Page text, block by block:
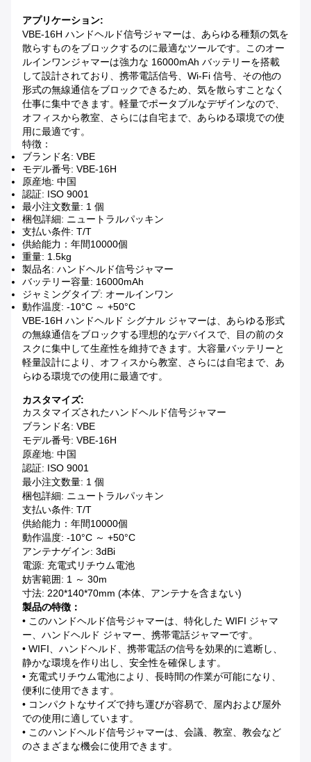
アプリケーション:
VBE-16H ハンドヘルド信号ジャマーは、あらゆる種類の気を
散らすものをブロックするのに最適なツールです。このオー
ルインワンジャマーは強力な 16000mAh バッテリーを搭載
して設計されており、携帯電話信号、Wi-Fi 信号、その他の
形式の無線通信をブロックできるため、気を散らすことなく
仕事に集中できます。軽量でポータブルなデザインなので、
オフィスから教室、さらには自宅まで、あらゆる環境での使
用に最適です。
特徴：
ブランド名: VBE
モデル番号: VBE-16H
原産地: 中国
認証: ISO 9001
最小注文数量: 1 個
梱包詳細: ニュートラルパッキン
支払い条件: T/T
供給能力：年間10000個
重量: 1.5kg
製品名: ハンドヘルド信号ジャマー
バッテリー容量: 16000mAh
ジャミングタイプ: オールインワン
動作温度: -10°C ～ +50°C
VBE-16H ハンドヘルド シグナル ジャマーは、あらゆる形式
の無線通信をブロックする理想的なデバイスで、目の前のタ
スクに集中して生産性を維持できます。大容量バッテリーと
軽量設計により、オフィスから教室、さらには自宅まで、あ
らゆる環境での使用に最適です。
カスタマイズ:
カスタマイズされたハンドヘルド信号ジャマー
ブランド名: VBE
モデル番号: VBE-16H
原産地: 中国
認証: ISO 9001
最小注文数量: 1 個
梱包詳細: ニュートラルパッキン
支払い条件: T/T
供給能力：年間10000個
動作温度: -10°C ～ +50°C
アンテナゲイン: 3dBi
電源: 充電式リチウム電池
妨害範囲: 1 ～ 30m
寸法: 220*140*​​70mm (本体、アンテナを含まない)
製品の特徴：
• このハンドヘルド信号ジャマーは、特化した WIFI ジャマ
ー、ハンドヘルド ジャマー、携帯電話ジャマーです。
• WIFI、ハンドヘルド、携帯電話の信号を効果的に遮断し、
静かな環境を作り出し、安全性を確保します。
• 充電式リチウム電池により、長時間の作業が可能になり、
便利に使用できます。
• コンパクトなサイズで持ち運びが容易で、屋内および屋外
での使用に適しています。
• このハンドヘルド信号ジャマーは、会議、教室、教会など
のさまざまな機会に使用できます。